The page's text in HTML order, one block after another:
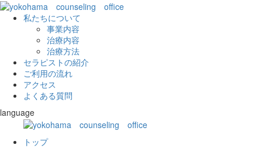
私たちについて
事業内容
治療内容
治療方法
セラピストの紹介
ご利用の流れ
アクセス
よくある質問
language
日本語 English 中文
トップ